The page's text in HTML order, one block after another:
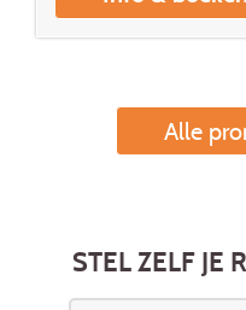
Alle
STEL ZELF JE